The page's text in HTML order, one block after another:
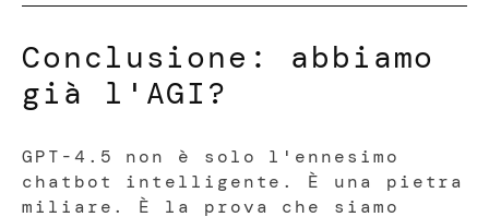
Conclusione: abbiamo
già l'AGI?
GPT-4.5 non è solo l'ennesimo
chatbot intelligente. È una pietra
miliare. È la prova che siamo